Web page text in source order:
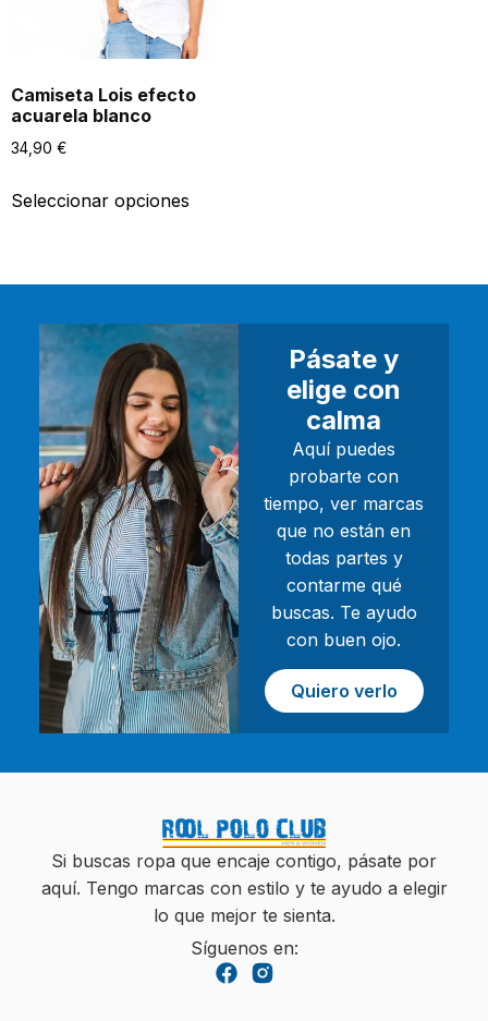
Camiseta Lois efecto
acuarela blanco
34,90 €
Seleccionar opciones
Pásate y
elige con
calma
Aquí puedes
probarte con
tiempo, ver marcas
que no están en
todas partes y
contarme qué
buscas. Te ayudo
con buen ojo.
Quiero verlo
Si buscas ropa que encaje contigo, pásate por
aquí. Tengo marcas con estilo y te ayudo a elegir
lo que mejor te sienta.
Síguenos en: